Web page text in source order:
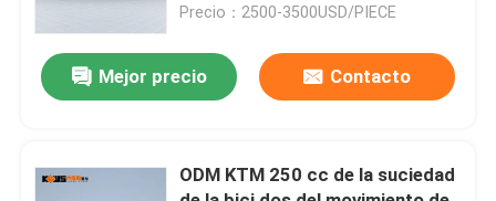
4 motocicletas de Enduro del movimiento
Motocicletas de la reunión
Precio：2500-3500USD/PIECE
Mejor precio Contacto
ODM KTM 250 cc de la suciedad